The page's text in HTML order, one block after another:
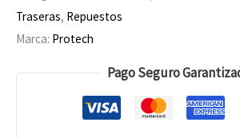
Traseras, Repuestos
Marca: Protech
Pago Seguro